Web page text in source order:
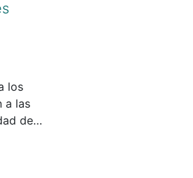
los
a las
de
de